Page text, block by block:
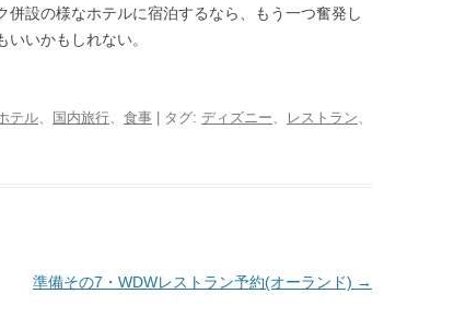
設の様なホテルに宿泊するなら、もう一つ奮発し
いかもしれない。
テル 国内旅行 食事 | タグ: ディズニー レストラン
準備その7・WDWレストラン予約(オーランド) →